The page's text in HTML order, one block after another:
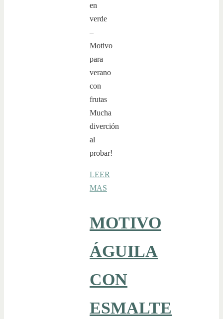
en
verde
–
Motivo
para
verano
con
frutas
Mucha
diverción
al
probar!
LEER
MAS
MOTIVO
ÁGUILA
CON
ESMALTE